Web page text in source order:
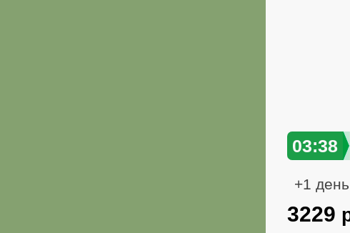
03:38
+1 день
3229